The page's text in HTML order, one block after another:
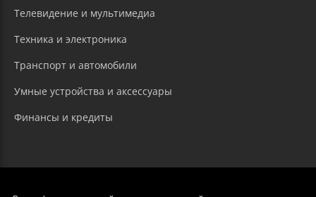
Телевидение и мультимедиа
Техника и электроника
Транспорт и автомобили
Умные устройства и аксессуары
Финансы и кредиты